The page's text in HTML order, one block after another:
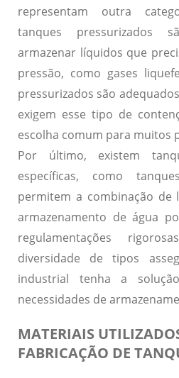
representam outra
tanques pressurizados
armazenar líquidos que
pressão, como gases
pressurizados são
exigem esse tipo de
escolha comum para muitos
Por último, existem
específicas, como
permitem a combinação de
armazenamento de água
regulamentações
diversidade de tipos
industrial tenha a
necessidades de
MATERIAIS
FABRICAÇÃO DE